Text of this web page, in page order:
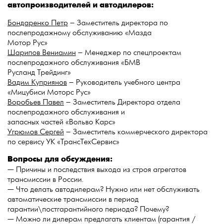
автопроизводителей и автодилеров:
Бондаренко Петр – Заместитель директора по
послепродажному обслуживанию «Мазда
Мотор Рус»
Шарипов Вениамин – Менеджер по спецпроектам
послепродажного обслуживания «БМВ
Русланд Трейдинг»
Вадим Куприянов – Руководитель учебного центра
«Мицубиси Моторс Рус»
Воробьев Павел – Заместитель Директора отдела
послепродажного обслуживания и
запасных частей «Вольво Карс»
Угрюмов Сергей – Заместитель коммерческого директора
по сервису УК «ТрансТехСервис»
Вопросы для обсуждения:
— Причины и последствия выхода из строя агрегатов
трансмиссии в России.
— Что делать автодилерам? Нужно или нет обслуживать
автоматические трансмиссии в период
гарантии\постгарантийного периода? Почему?
— Можно ли дилерам предлагать клиентам (гарантия /